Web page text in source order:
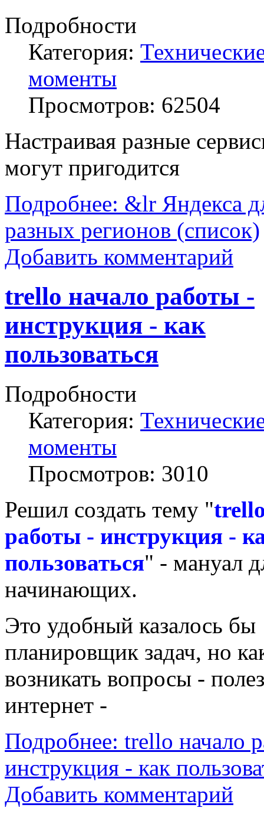
Подробности
Категория:
моменты
Просмотров: 62504
Настраивая разные
могут пригодится
Подробнее: &lr Яндекса
разных регионов (список)
Добавить комментарий
trello начало работы -
инструкция - как
пользоваться
Подробности
Категория:
моменты
Просмотров: 3010
Решил создать тему "
работы - инструкция -
пользоваться" - мануал
начинающих.
Это удобный казалось бы
планировщик задач, но
возникать вопросы -
интернет -
Подробнее: trello начало
инструкция - как
Добавить комментарий